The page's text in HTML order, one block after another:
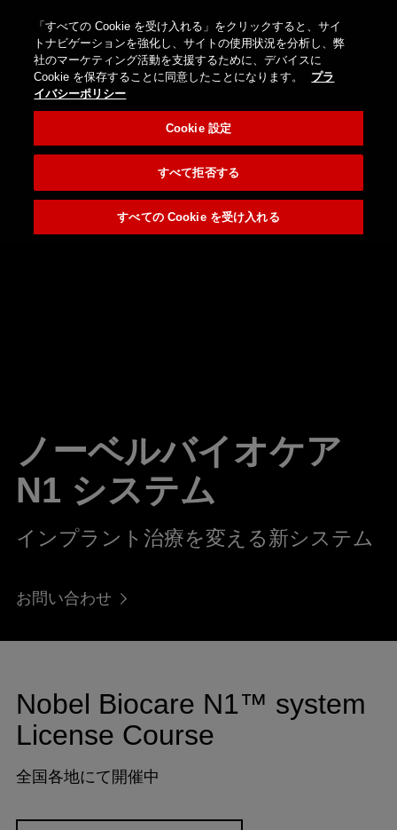
ン
ラ
イ
ン
ス
ア
ロ
グ
イ
登
ブロ
グ
（海
イ
ト）
お
問
い
わ
国
を
選
し
く
さ
Nobel
Biocare
検
索
Menu
ノーベルバイオケア
N1 システム
インプラント治療を変える新システム
お問い合わせ
Nobel Biocare N1™ system
License Course
全国各地にて開催中
「すべての Cookie を受け入れる」をクリックすると、サイ
トナビゲーションを強化し、サイトの使用状況を分析し、弊
社のマーケティング活動を支援するために、デバイスに
Cookie を保存することに同意したことになります。
プラ
イバシーポリシー
Cookie 設定
すべて拒否する
すべての Cookie を受け入れる